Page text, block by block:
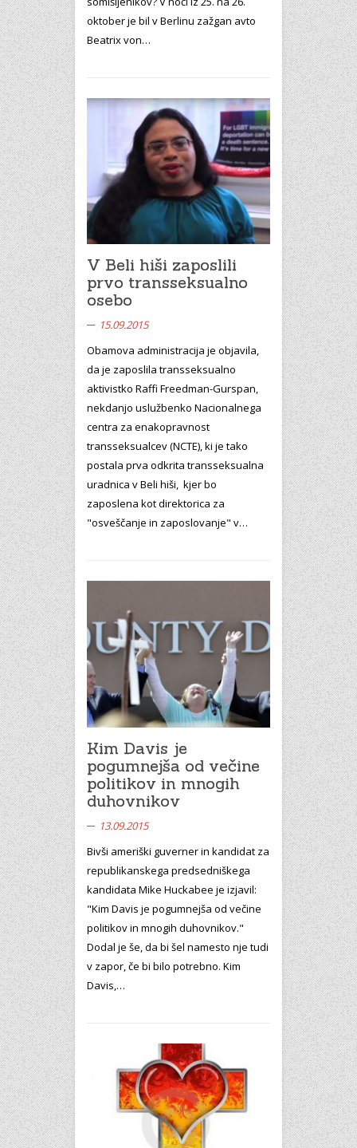
oktober je bil v Berlinu zažgan avto
Beatrix von…
V Beli hiši zaposlili
prvo transseksualno
osebo
15.09.2015
Obamova administracija je objavila,
da je zaposlila transseksualno
aktivistko Raffi Freedman-Gurspan,
nekdanjo uslužbenko Nacionalnega
centra za enakopravnost
transseksualcev (NCTE), ki je tako
postala prva odkrita transseksualna
uradnica v Beli hiši, kjer bo
zaposlena kot direktorica za
"osveščanje in zaposlovanje" v…
Kim Davis je
pogumnejša od večine
politikov in mnogih
duhovnikov
13.09.2015
Bivši ameriški guverner in kandidat za
republikanskega predsedniškega
kandidata Mike Huckabee je izjavil:
"Kim Davis je pogumnejša od večine
politikov in mnogih duhovnikov."
Dodal je še, da bi šel namesto nje tudi
v zapor, če bi bilo potrebno. Kim
Davis,…